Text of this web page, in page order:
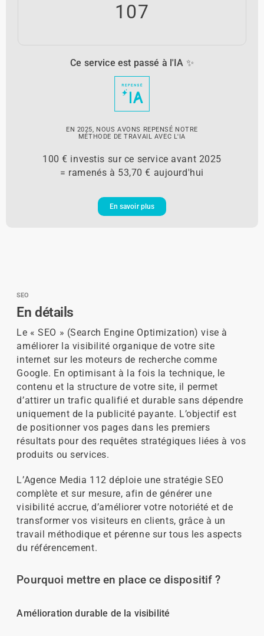
107
Ce service est passé à l'IA ✨
EN 2025, NOUS AVONS REPENSÉ NOTRE
MÉTHODE DE TRAVAIL AVEC L'IA
100 € investis sur ce service avant 2025
= ramenés à 53,70 € aujourd'hui
En savoir plus
SEO
En détails
Le « SEO » (Search Engine Optimization) vise à
améliorer la visibilité organique de votre site
internet sur les moteurs de recherche comme
Google. En optimisant à la fois la technique, le
contenu et la structure de votre site, il permet
d’attirer un trafic qualifié et durable sans dépendre
uniquement de la publicité payante. L’objectif est
de positionner vos pages dans les premiers
résultats pour des requêtes stratégiques liées à vos
produits ou services.
L’Agence Media 112 déploie une stratégie SEO
complète et sur mesure, afin de générer une
visibilité accrue, d’améliorer votre notoriété et de
transformer vos visiteurs en clients, grâce à un
travail méthodique et pérenne sur tous les aspects
du référencement.
Pourquoi mettre en place ce dispositif ?
Amélioration durable de la visibilité